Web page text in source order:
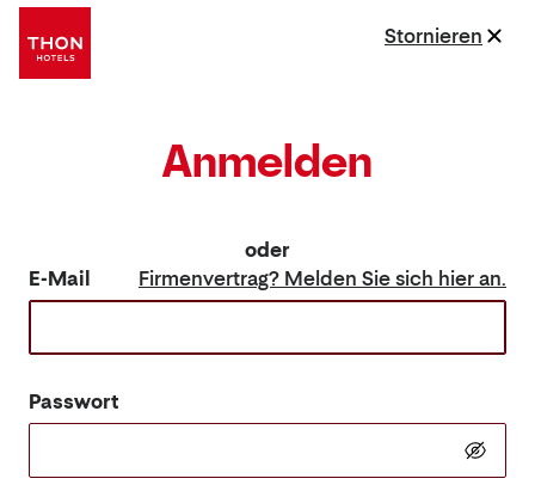
Anmelden
oder
E-Mail
Firmenvertrag? Melden Sie sich hier an.
Passwort
Stornieren